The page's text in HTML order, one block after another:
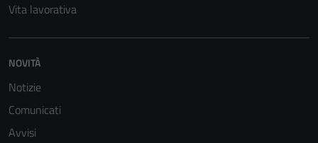
Vita lavorativa
NOVITÀ
Notizie
Comunicati
Avvisi